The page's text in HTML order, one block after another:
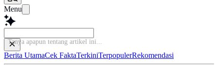
Menu
Ba
Berita UtamaCek FaktaTerkiniTerpopulerRekomendasi